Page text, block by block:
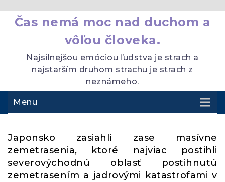
Čas nemá moc nad duchom a
vôľou človeka.
Najsilnejšou emóciou ľudstva je strach a
najstarším druhom strachu je strach z
neznámeho.
Menu
Japonsko zasiahli zase masívne
zemetrasenia, ktoré najviac postihli
severovýchodnú oblasť postihnutú
zemetrasením a jadrovými katastrofami v